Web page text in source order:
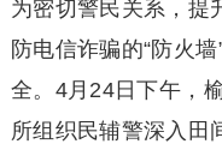
为密切警民关系，提
防电信诈骗的“防火
全。4月24日下午，
所组织民辅警深入田